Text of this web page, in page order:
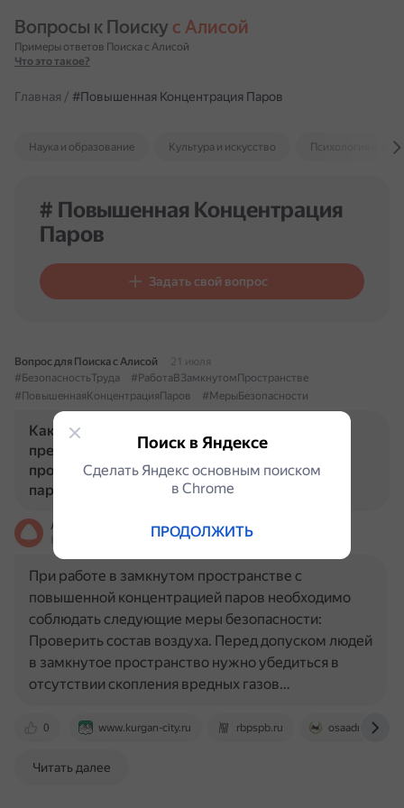
Вопросы к Поиску с Алисой
Примеры ответов Поиска с Алисой
Что это такое?
Главная / #Повышенная Концентрация Паров
Наука и образование Культура и искусство Психология и
# Повышенная Концентрация
Паров
Задать свой вопрос
Вопрос для Поиска с Алисой
21 июля
#БезопасностьТруда
#РаботаВЗамкнутомПространстве
#ПовышеннаяКонцентрацияПаров
#МерыБезопасности
Какие меры безопасности следует
предпринимать при работе в замкнутом
пространстве с повышенной концентрацией
паров?
Алиса
На основе источников, возможны неточности
0 www.kurgan-city.ru rbpspb.ru osaadm.ru
При работе в замкнутом пространстве с
повышенной концентрацией паров необходимо
соблюдать следующие меры безопасности:
Проверить состав воздуха. Перед допуском людей
в замкнутое пространство нужно убедиться в
отсутствии скопления вредных газов…
Читать далее
Поиск в Яндексе
Сделать Яндекс основным поиском
в Сhrome
ПРОДОЛЖИТЬ